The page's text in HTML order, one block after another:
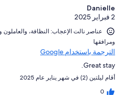
Danielle
2 فبراير 2025
ومرافقها⁩
الترجمة باستخدام Google
Great stay.
أقام ليلتين (2) في شهر يناير عام 2025
0